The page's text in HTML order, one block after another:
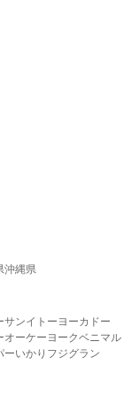
沖縄県
サンイトーヨーカドー
オーケー ヨークベニマル
ーいかり フジグラン